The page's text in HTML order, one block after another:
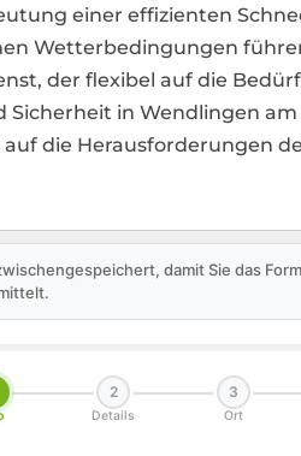
einer effizienten
Wetterbedingungen
der flexibel auf die
in Wendlingen
die Herausforderungen
damit Sie das
2
Details
3
Ort